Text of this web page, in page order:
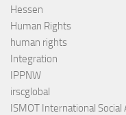
Hessen
Human Rights
human rights
Integration
IPPNW
irscglobal
ISMOT International